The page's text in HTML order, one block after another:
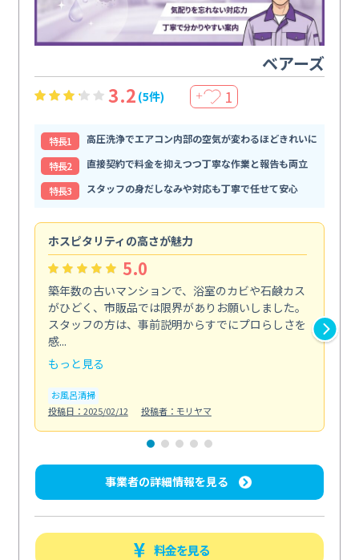
ベアーズ
3.2 (5件) ＋ 1
特⻑1
高圧洗浄でエアコン内部の空気が変わるほどきれいに
特⻑2
直接契約で料金を抑えつつ丁寧な作業と報告も両立
特⻑3
スタッフの身だしなみや対応も丁寧で任せて安心
ホスピタリティの高さが魅力
5.0
築年数の古いマンションで、浴室のカビや石鹸カス
がひどく、市販品では限界がありお願いしました。
スタッフの方は、事前説明からすでにプロらしさを
感...
もっと見る
お風呂清掃
投稿日：2025/02/12
投稿者：モリヤマ
事業者の詳細情報を見る
料金を見る